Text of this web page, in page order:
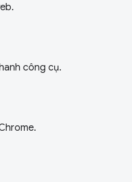
công cụ.